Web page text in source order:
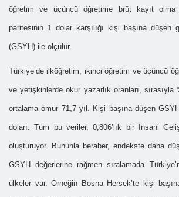
öğretim ve üçüncü öğretime brüt kayıt
paritesinin 1 dolar karşılığı kişi başına düşen
(GSYH) ile ölçülür.
Türkiye’de ilköğretim, ikinci öğretim ve üçüncü
ve yetişkinlerde okur yazarlık oranları,
ortalama ömür 71,7 yıl. Kişi başına düşen
doları. Tüm bu veriler, 0,806’lık bir İnsani
oluşturuyor. Bununla beraber, endekste daha
GSYH değerlerine rağmen sıralamada
ülkeler var. Örneğin Bosna Hersek’te kişi